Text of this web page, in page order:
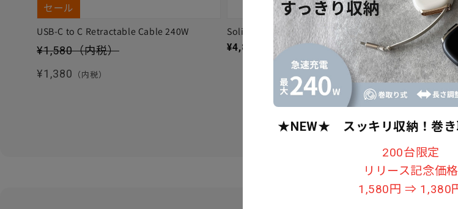
セール
USB-C to C Retractable Cable 240W
セール価格
¥1,580（内税）
通常価格
¥1,380 （内税）
Solitta 10000mAh 準固体電池
通常価格
¥4,880 （内税）
セール
Solido
セール
¥4,980
通常価格
¥3,480
すべて見る
★NEW★ スッキリ収納！巻き
200台限定
リリース記念価格
1,580円 ⇒ 1,380